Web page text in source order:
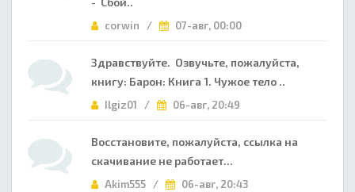
corwin / 07-авг, 00:00
Здравствуйте. Озвучьте, пожалуйста,
книгу: Барон: Книга 1. Чужое тело ..
Ilgiz01 / 06-авг, 20:49
Восстановите, пожалуйста, ссылка на
скачивание не работает...
Akim555 / 06-авг, 20:43